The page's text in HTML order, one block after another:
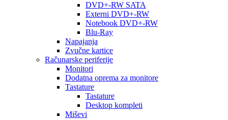
DVD+-RW SATA
Externi DVD+-RW
Notebook DVD+-RW
Blu-Ray
Napajanja
Zvučne kartice
Računarske periferije
Monitori
Dodatna oprema za monitore
Tastature
Tastature
Desktop kompleti
Miševi